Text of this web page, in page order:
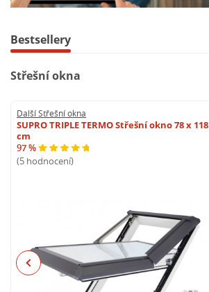
Bestsellery
Střešní okna
Další Střešní okna
SUPRO TRIPLE TERMO Střešní okno 78 x 118
cm
97 %
(5 hodnocení)
Previous